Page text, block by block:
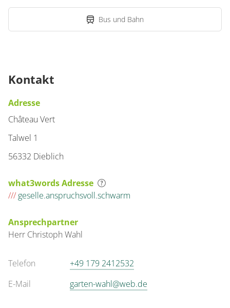
Bus und Bahn
Kontakt
Adresse
Château Vert
Talwel 1
56332 Dieblich
what3words Adresse
/// geselle.anspruchsvoll.schwarm
Ansprechpartner
Herr Christoph Wahl
Telefon
+49 179 2412532
E-Mail
garten-wahl@web.de